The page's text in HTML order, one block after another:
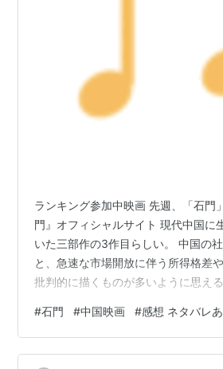
ランキング参加中映画 先週、「石門
門』オフィシャルサイト 現代中国に
いた三部作の3作目らしい。 中国の
と、急速な市場開放に伴う所得格差
批判的に描くものが多いように思え
したたかさも持ち合わせた市井の人
古典的で牧歌的ともいえる資本主義
る。 この作品も一見、そのような中
#石門 #中国映画 #感想 ネタバレ